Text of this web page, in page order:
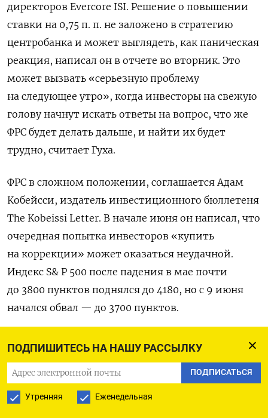
ПОДПИШИТЕСЬ НА НАШУ РАССЫЛКУ
ПОДПИСАТЬСЯ
Утренняя Еженедельная
директоров Evercore ISI. Решение о повышении
ставки на 0,75 п. п. не заложено в стратегию
центробанка и может выглядеть, как паническая
реакция, написал он в отчете во вторник. Это
может вызвать «серьезную проблему
на следующее утро», когда инвесторы на свежую
голову начнут искать ответы на вопрос, что же
ФРС будет делать дальше, и найти их будет
трудно, считает Гуха.
ФРС в сложном положении, соглашается Адам
Кобейсси, издатель инвестиционного бюллетеня
The Kobeissi Letter. В начале июня он написал, что
очередная попытка инвесторов «купить
на коррекции» может оказаться неудачной.
Индекс S& P 500 после падения в мае почти
до 3800 пунктов поднялся до 4180, но с 9 июня
начался обвал — до 3700 пунктов.
После решения в среду возможны два сценария,
ФРС агрессивно повышает ставку, и рынки